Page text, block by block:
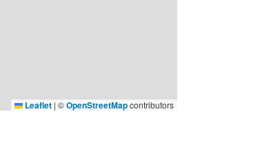
Leaflet | ©OpenStreetMapcontributors